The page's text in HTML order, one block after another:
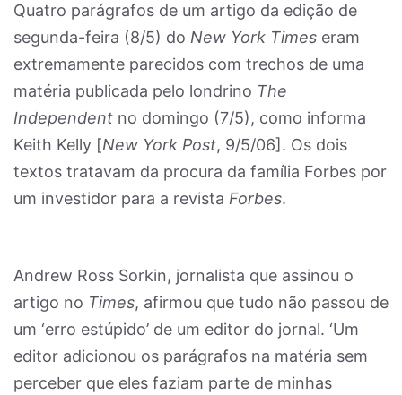
Quatro parágrafos de um artigo da edição de
segunda-feira (8/5) do New York Times eram
extremamente parecidos com trechos de uma
matéria publicada pelo londrino The
Independent no domingo (7/5), como informa
Keith Kelly [New York Post, 9/5/06]. Os dois
textos tratavam da procura da família Forbes por
um investidor para a revista Forbes.
Andrew Ross Sorkin, jornalista que assinou o
artigo no Times, afirmou que tudo não passou de
um ‘erro estúpido’ de um editor do jornal. ‘Um
editor adicionou os parágrafos na matéria sem
perceber que eles faziam parte de minhas